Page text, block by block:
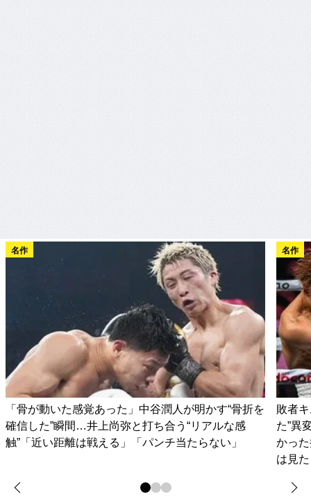
名作
「骨が動いた感覚あった」中谷潤人が明かす“骨折を
確信した”瞬間…井上尚弥と打ち合う“リアルな感
触”「近い距離は戦える」「パンチ当たらない」
名作
敗者
た”異
かっ
は見た